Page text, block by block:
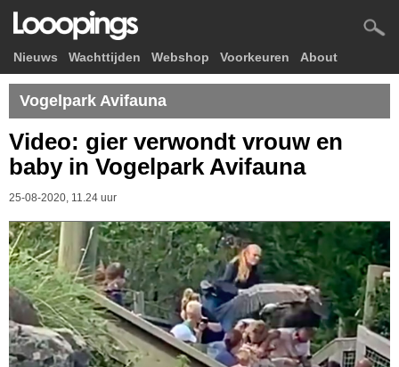
Nieuws Wachttijden Webshop Voorkeuren About
Vogelpark Avifauna
Video: gier verwondt vrouw en
baby in Vogelpark Avifauna
25-08-2020, 11.24 uur